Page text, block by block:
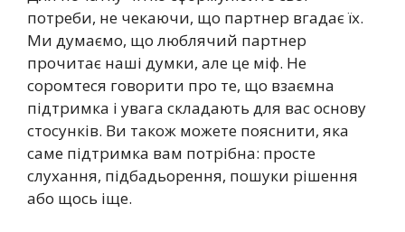
потреби, не чекаючи, що партнер вгадає їх.
Ми думаємо, що люблячий партнер
прочитає наші думки, але це міф. Не
соромтеся говорити про те, що взаємна
підтримка і увага складають для вас основу
стосунків. Ви також можете пояснити, яка
саме підтримка вам потрібна: просте
слухання, підбадьорення, пошуки рішення
або щось іще.